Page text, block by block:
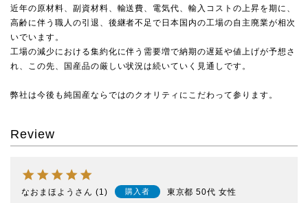
近年の原材料、副資材料、輸送費、電気代、輸入コストの上昇を期に、
高齢に伴う職人の引退、後継者不足で日本国内の工場の自主廃業が相次
いでいます。
工場の減少における集約化に伴う需要増で納期の遅延や値上げが予想さ
れ、この先、国産品の厳しい状況は続いていく見通しです。
弊社は今後も純国産ならではのクオリティにこだわって参ります。
Review
なおまほよう 1 購入者 東京都 50代 女性